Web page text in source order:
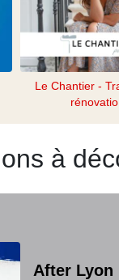
Le Chantier -
à
After Lyon